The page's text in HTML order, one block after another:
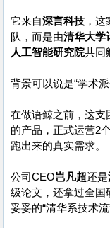
它来自深言科技 ，
队，而是由清华大学
人工智能研究院共同
背景可以说是“学术派
在做语鲸之前，这支
的产品，正式运营2
跑出来的真实需求。
公司CEO岂凡超还是
级论文，还拿过全国
妥妥的“清华系技术流